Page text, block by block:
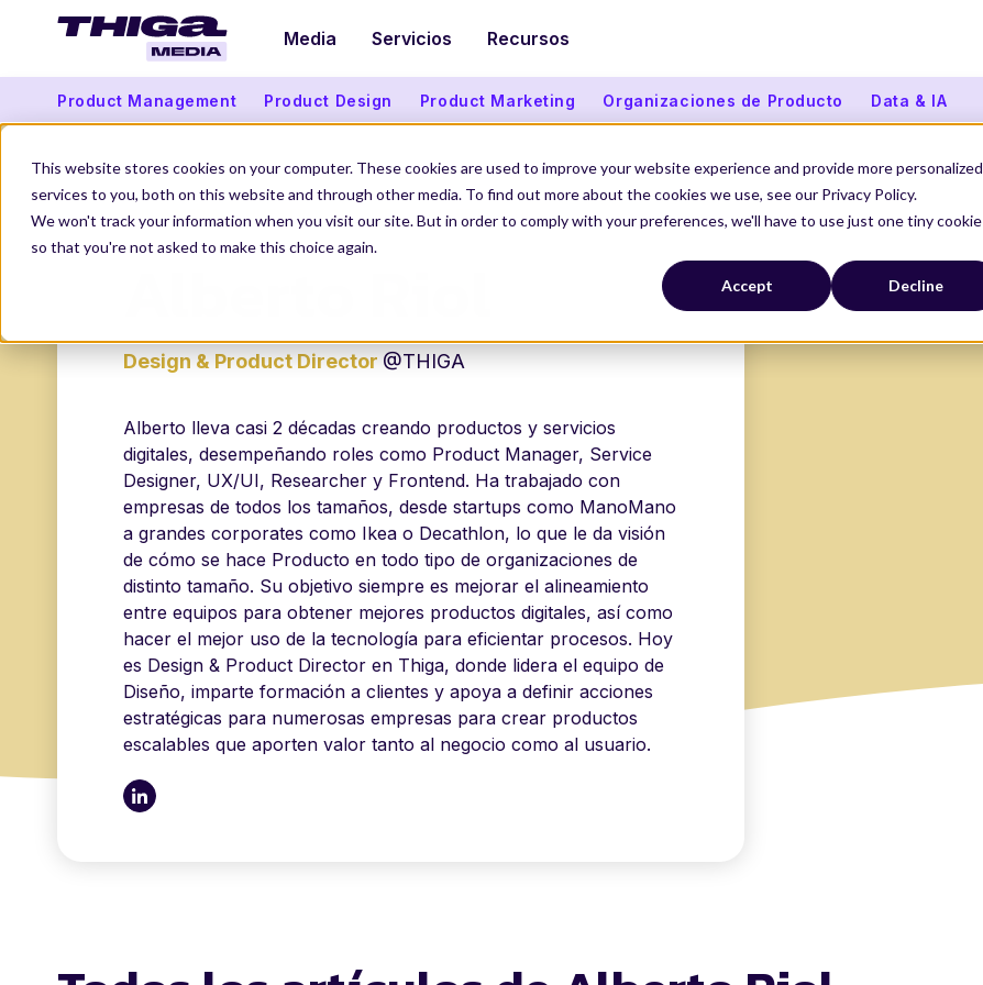
This website stores cookies on your computer. These cookies are used to improve your website experience and provide more personalized
services to you, both on this website and through other media. To find out more about the cookies we use, see our Privacy Policy.
We won't track your information when you visit our site. But in order to comply with your preferences, we'll have to use just one tiny cookie
so that you're not asked to make this choice again.
Accept Decline
Media Servicios Recursos
Product Management Product Design Product Marketing Organizaciones de Producto Data & IA
THIGA MEDIA NUESTROS AUTORES ALBERTO RIOL
Design & Product Director @THIGA
Alberto lleva casi 2 décadas creando productos y servicios
digitales, desempeñando roles como Product Manager, Service
Designer, UX/UI, Researcher y Frontend. Ha trabajado con
empresas de todos los tamaños, desde startups como ManoMano
a grandes corporates como Ikea o Decathlon, lo que le da visión
de cómo se hace Producto en todo tipo de organizaciones de
distinto tamaño. Su objetivo siempre es mejorar el alineamiento
entre equipos para obtener mejores productos digitales, así como
hacer el mejor uso de la tecnología para eficientar procesos. Hoy
es Design & Product Director en Thiga, donde lidera el equipo de
Diseño, imparte formación a clientes y apoya a definir acciones
estratégicas para numerosas empresas para crear productos
escalables que aporten valor tanto al negocio como al usuario.